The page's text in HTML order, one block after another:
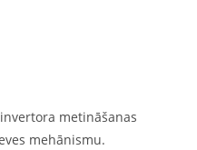
metināšanas
mehānismu.